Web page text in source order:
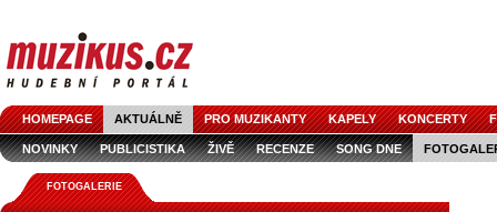
HOMEPAGE AKTUÁLNĚ PRO MUZIKANTY KAPELY KONCERTY
NOVINKY PUBLICISTIKA ŽIVĚ RECENZE SONG DNE
FOTOGALERIE